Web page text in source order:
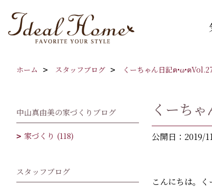
ホーム スタッフブログ くーちゃん日記ฅ•ω•ฅ
くーち
公開日：2019/
こんにちは。く
中山真由美の家づくりブログ
家づくり (118)
スタッフブログ